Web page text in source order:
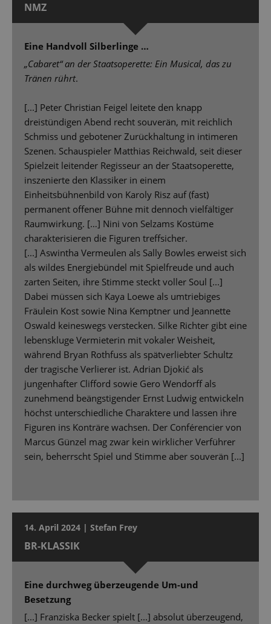
NMZ
Eine Handvoll Silberlinge …
„Cabaret“ an der Staatsoperette: Ein Musical, das zu
Tränen rührt.
[...] Peter Christian Feigel leitete den knapp
dreistündigen Abend recht souverän, mit reichlich
Schmiss und gebotener Zurückhaltung in intimeren
Szenen. Schauspieler Matthias Reichwald, seit dieser
Spielzeit leitender Regisseur an der Staatsoperette,
inszenierte den Klassiker in einem
Einheitsbühnenbild von Karoly Risz auf (fast)
permanent offener Bühne mit dennoch vielfältiger
Raumwirkung. […] Nini von Selzams Kostüme
charakterisieren die Figuren treffsicher.
[...] Aswintha Vermeulen als Sally Bowles erweist sich
als wildes Energiebündel mit Spielfreude und auch
zarten Seiten, ihre Stimme steckt voller Soul [...]
Dabei müssen sich Kaya Loewe als umtriebiges
Fräulein Kost sowie Nina Kemptner und Jeannette
Oswald keineswegs verstecken. Silke Richter gibt eine
lebenskluge Vermieterin mit vokaler Weisheit,
während Bryan Rothfuss als spätverliebter Schultz
der tragische Verlierer ist. Adrian Djokić als
jungenhafter Clifford sowie Gero Wendorff als
zunehmend beängstigender Ernst Ludwig entwickeln
höchst unterschiedliche Charaktere und lassen ihre
Figuren ins Konträre wachsen. Der Conférencier von
Marcus Günzel mag zwar kein wirklicher Verführer
sein, beherrscht Spiel und Stimme aber souverän [...]
14. April 2024 | Stefan Frey
BR-KLASSIK
Eine durchweg überzeugende Um-und
Besetzung
[...] Franziska Becker spielt [...] absolut überzeugend,